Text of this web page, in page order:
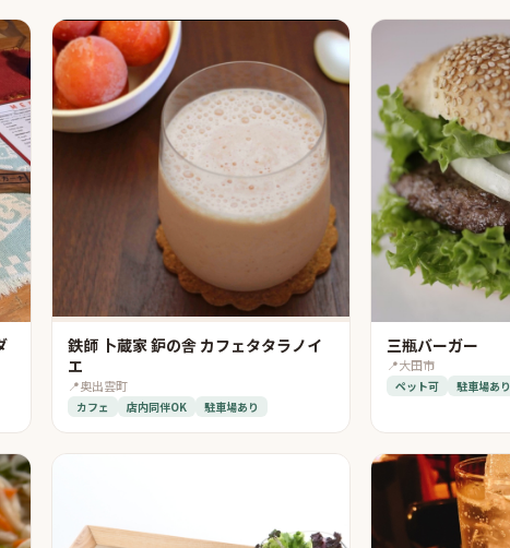
鉄師 卜蔵家 鈩の舎 カフェタタラノイ
エ
📍奥出雲町
カフェ 店内同伴OK 駐車場あり
三瓶バーガー
📍大田市
ペット可 駐車場あり